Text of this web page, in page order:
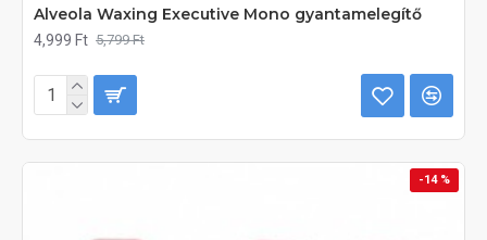
Alveola Waxing Executive Mono gyantamelegítő
4,999 Ft 5,799 Ft
-14 %